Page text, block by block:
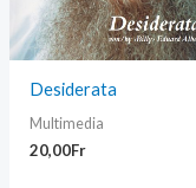
Desiderata
Multimedia
20,00Fr